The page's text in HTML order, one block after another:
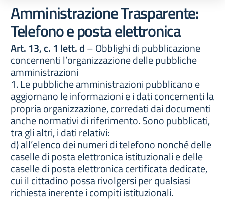
Amministrazione Trasparente:
Telefono e posta elettronica
Art. 13, c. 1 lett. d– Obblighi di pubblicazione
concernenti l’organizzazione delle pubbliche
amministrazioni
1. Le pubbliche amministrazioni pubblicano e
aggiornano le informazioni e i dati concernenti la
propria organizzazione, corredati dai documenti
anche normativi di riferimento. Sono pubblicati,
tra gli altri, i dati relativi:
d) all’elenco dei numeri di telefono nonché delle
caselle di posta elettronica istituzionali e delle
caselle di posta elettronica certificata dedicate,
cui il cittadino possa rivolgersi per qualsiasi
richiesta inerente i compiti istituzionali.